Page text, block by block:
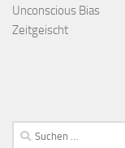
Unconscious Bias
Zeitgeischt